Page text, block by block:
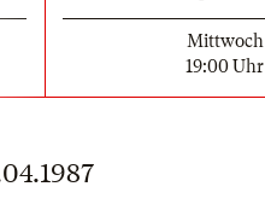
Mittwoch
19:00 Uhr